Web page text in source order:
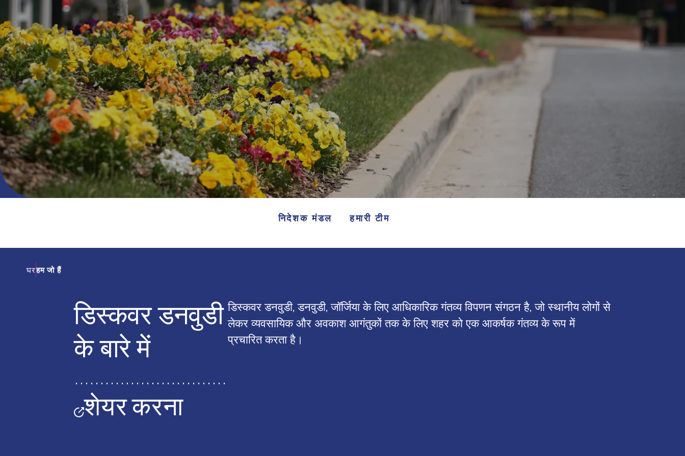
निदेशक मंडल हमारी टीम
घरहम जो हैं
डिस्कवर डनवुडी
के बारे में
शेयर करना
डिस्कवर डनवुडी, डनवुडी, जॉर्जिया के लिए आधिकारिक गंतव्य विपणन संगठन है, जो स्थानीय लोगों से
लेकर व्यवसायिक और अवकाश आगंतुकों तक के लिए शहर को एक आकर्षक गंतव्य के रूप में
प्रचारित करता है।